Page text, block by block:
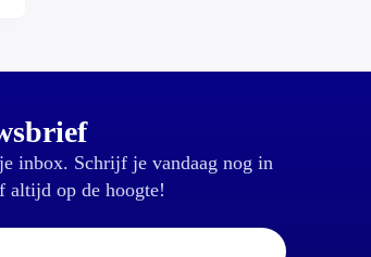
inbox. Schrijf je vandaag nog in
altijd op de hoogte!